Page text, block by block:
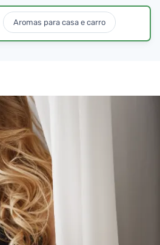
Aromas para casa e carro